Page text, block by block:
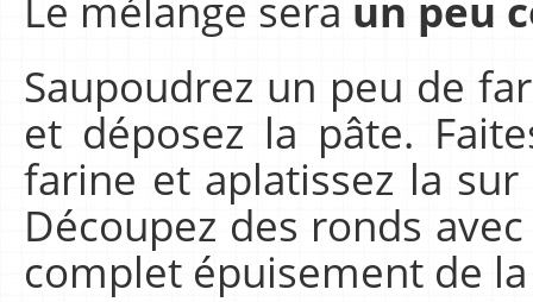
Saupoudrez un peu de
et déposez la pâte.
farine et aplatissez la
Découpez des ronds
complet épuisement de